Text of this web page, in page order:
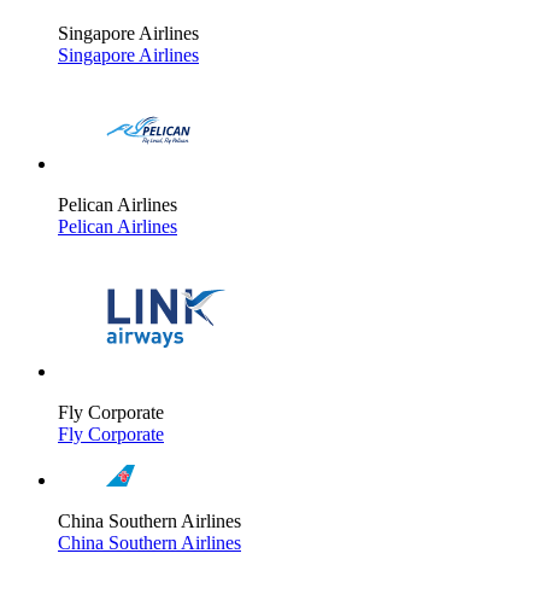
Singapore Airlines
Singapore Airlines
Pelican Airlines
Pelican Airlines
Fly Corporate
Fly Corporate
China Southern Airlines
China Southern Airlines